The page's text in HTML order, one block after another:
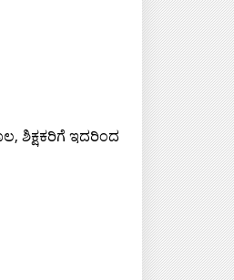
ಶಿಕ್ಷಕರಿಗೆ ಇದರಿಂದ